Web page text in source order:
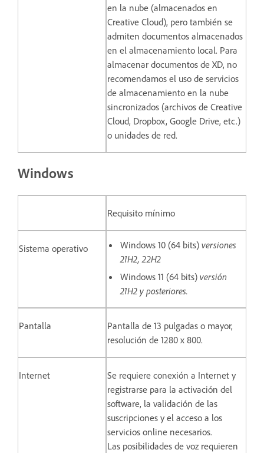
en la nube (almacenados en
Creative Cloud), pero también se
admiten documentos almacenados
en el almacenamiento local. Para
almacenar documentos de XD, no
recomendamos el uso de servicios
de almacenamiento en la nube
sincronizados (archivos de Creative
Cloud, Dropbox, Google Drive, etc.)
o unidades de red.
Windows
Requisito mínimo
Sistema operativo Windows 10 (64 bits) versiones
21H2, 22H2
Windows 11 (64 bits) versión
21H2 y posteriores.
Pantalla
Pantalla de 13 pulgadas o mayor,
resolución de 1280 x 800.
Internet
Se requiere conexión a Internet y
registrarse para la activación del
software, la validación de las
suscripciones y el acceso a los
servicios online necesarios.
Las posibilidades de voz requieren